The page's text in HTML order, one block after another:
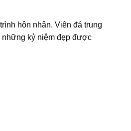
hôn nhân. Viên đá trung
những kỷ niệm đẹp được